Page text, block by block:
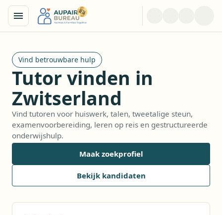
Vind betrouwbare hulp
Tutor vinden in
Zwitserland
Vind tutoren voor huiswerk, talen, tweetalige steun,
examenvoorbereiding, leren op reis en gestructureerde
onderwijshulp.
Maak zoekprofiel
Bekijk kandidaten